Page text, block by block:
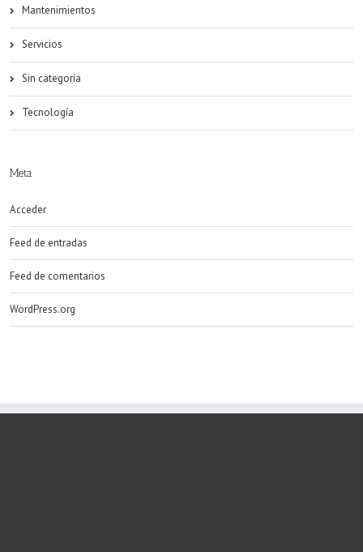
Mantenimientos
Servicios
Sin categoría
Tecnología
Meta
Acceder
Feed de entradas
Feed de comentarios
WordPress.org